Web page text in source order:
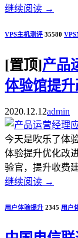
继续阅读 →
VPS主机测评 35580 VPS
[置顶]产品
体验馆提
2020.12.12admin
今天是吹乐了体
体验提升优化改
验官，提升收费
继续阅读 →
用户体验提升 2345 用户